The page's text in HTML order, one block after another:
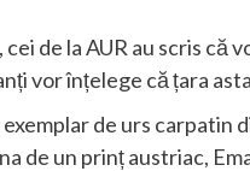
de la AUR au scris că
vor înțelege că țara
exemplar de urs
de un prinț austriac,